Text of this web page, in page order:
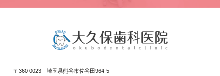
〒360-0023 埼玉県熊谷市佐谷田964-5